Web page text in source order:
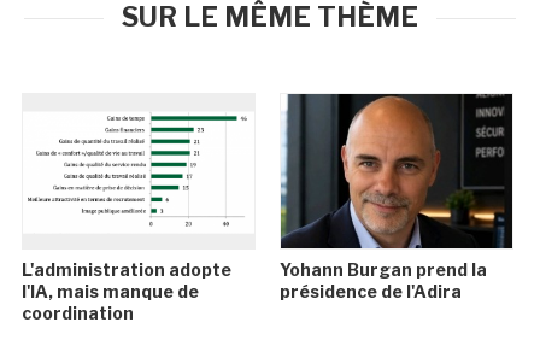
SUR LE MÊME THÈME
L'administration adopte
l'IA, mais manque de
coordination
Yohann Burgan prend la
présidence de l'Adira